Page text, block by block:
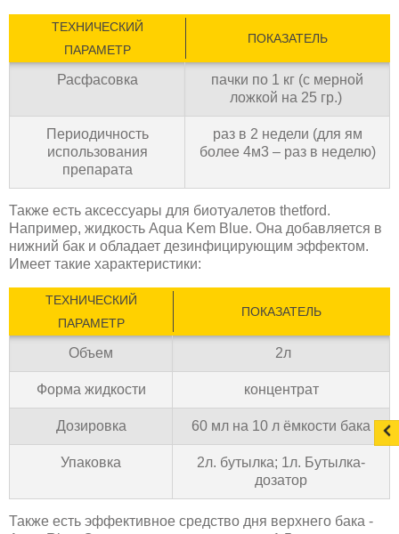
ТЕХНИЧЕСКИЙ
ПАРАМЕТР
ПОКАЗАТЕЛЬ
Расфасовка
пачки по 1 кг (с мерной
ложкой на 25 гр.)
Периодичность
использования
препарата
раз в 2 недели (для ям
более 4м3 – раз в неделю)
Также есть аксессуары для биотуалетов thetford.
Например, жидкость Aqua Kem Blue. Она добавляется в
нижний бак и обладает дезинфицирующим эффектом.
Имеет такие характеристики:
ТЕХНИЧЕСКИЙ
ПАРАМЕТР
ПОКАЗАТЕЛЬ
Объем 2л
Форма жидкости концентрат
Дозировка 60 мл на 10 л ёмкости бака
Упаковка
2л. бутылка; 1л. Бутылка-
дозатор
Также есть эффективное средство дня верхнего бака -